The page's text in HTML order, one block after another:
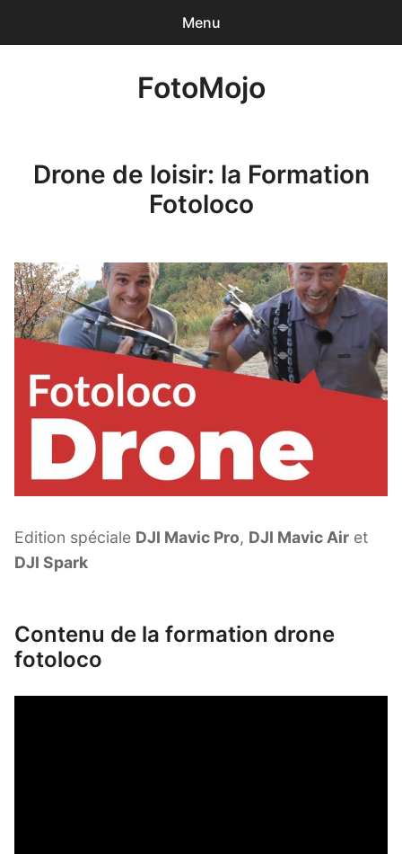
Menu
NanoJPG V4 simple
Méga-formation Strobist / Studio de Rue
Lumière et flash TTL
Le Look Noir et Blanc
Blaise Retouche Portrait
Animaphoto
Les packs
FotoMojo
Drone de loisir: la Formation
Fotoloco
Edition spéciale DJI Mavic Pro, DJI Mavic Air et
DJI Spark
Contenu de la formation drone
fotoloco